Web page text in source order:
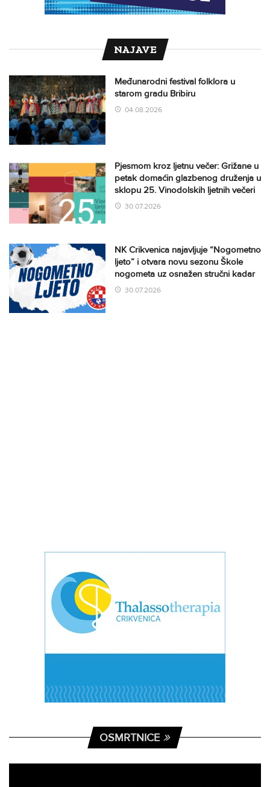
NAJAVE
Međunarodni festival folklora u
starom gradu Bribiru
04.08.2026
Pjesmom kroz ljetnu večer: Grižane u
petak domaćin glazbenog druženja u
sklopu 25. Vinodolskih ljetnih večeri
30.07.2026
NK Crikvenica najavljuje “Nogometno
ljeto” i otvara novu sezonu Škole
nogometa uz osnažen stručni kadar
30.07.2026
OSMRTNICE